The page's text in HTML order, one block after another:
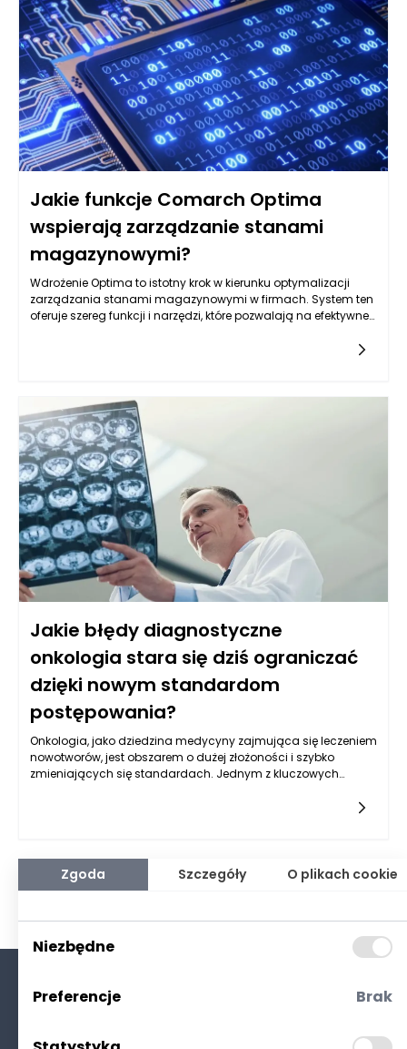
czy tomografia komputerowa, można mieć pewność, że
podejmowane decyzje są zawsze oparte na rzetelnych
danych.
Jakie funkcje Comarch Optima
wspierają zarządzanie stanami
magazynowymi?
Wdrożenie Optima to istotny krok w kierunku optymalizacji
zarządzania stanami magazynowymi w firmach. System ten
oferuje szereg funkcji i narzędzi, które pozwalają na efektywne
Optima jest możliwość bieżącego śledzenia stanów
magazynowych, co ma ogromny wpływ na podejmowanie
szybkich i trafnych decyzji.
Jakie błędy diagnostyczne
onkologia stara się dziś ograniczać
dzięki nowym standardom
postępowania?
Onkologia, jako dziedzina medycyny zajmująca się leczeniem
nowotworów, jest obszarem o dużej złożoności i szybko
zmieniających się standardach. Jednym z kluczowych
diagnostyczne, które mogą prowadzić do nieodpowiedniego
wdrożono szereg nowych standardów postępowania
diagnostycznego, które mają na celu poprawienie precyzji
oraz efektywności diagnostyki nowotworowej.
Zgoda Szczegóły O plikach cookie
Niezbędne
Preferencje Brak